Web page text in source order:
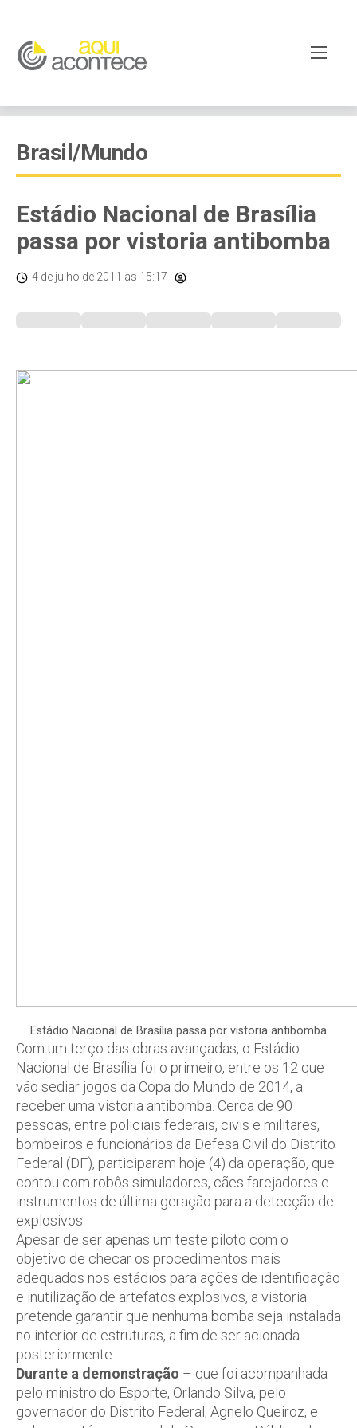
Brasil/Mundo
Estádio Nacional de Brasília
passa por vistoria antibomba
4 de julho de 2011 às 15:17
Estádio Nacional de Brasília passa por vistoria antibomba
Com um terço das obras avançadas, o Estádio
Nacional de Brasília foi o primeiro, entre os 12 que
vão sediar jogos da Copa do Mundo de 2014, a
receber uma vistoria antibomba. Cerca de 90
pessoas, entre policiais federais, civis e militares,
bombeiros e funcionários da Defesa Civil do Distrito
Federal (DF), participaram hoje (4) da operação, que
contou com robôs simuladores, cães farejadores e
instrumentos de última geração para a detecção de
explosivos.
Apesar de ser apenas um teste piloto com o
objetivo de checar os procedimentos mais
adequados nos estádios para ações de identificação
e inutilização de artefatos explosivos, a vistoria
pretende garantir que nenhuma bomba seja instalada
no interior de estruturas, a fim de ser acionada
posteriormente.
Durante a demonstração – que foi acompanhada
pelo ministro do Esporte, Orlando Silva, pelo
governador do Distrito Federal, Agnelo Queiroz, e